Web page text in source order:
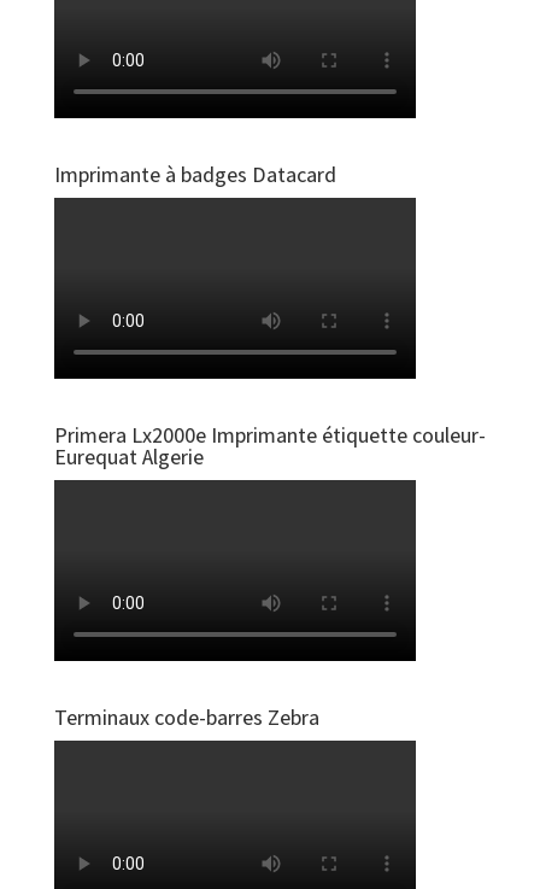
Imprimante à badges Datacard
Primera Lx2000e Imprimante étiquette couleur-
Eurequat Algerie
Terminaux code-barres Zebra